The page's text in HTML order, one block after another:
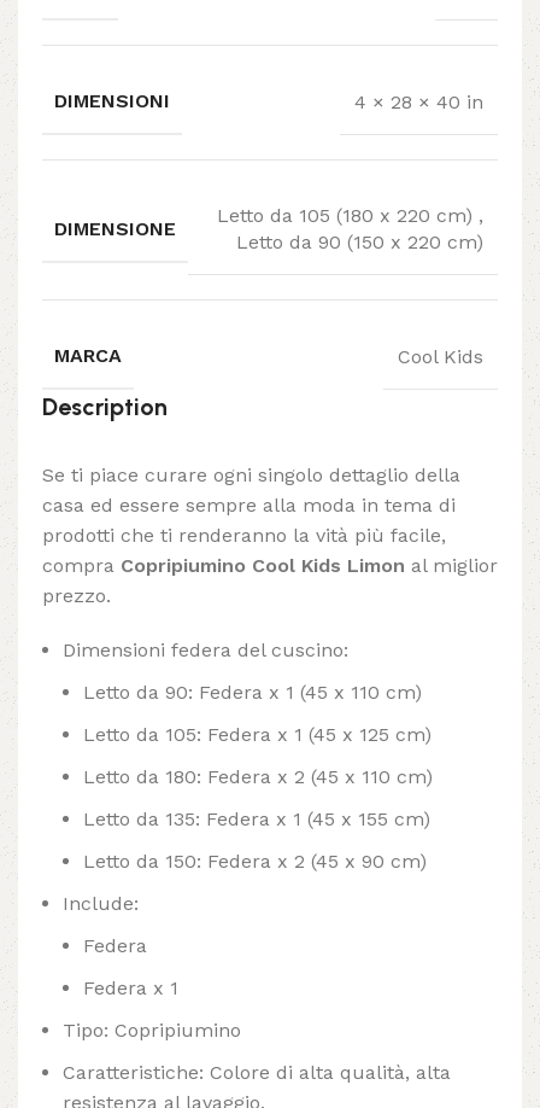
DIMENSIONI 4 × 28 × 40 in
DIMENSIONE
Letto da 105 (180 x 220 cm) ,
Letto da 90 (150 x 220 cm)
MARCA Cool Kids
Description
Se ti piace curare ogni singolo dettaglio della
casa ed essere sempre alla moda in tema di
prodotti che ti renderanno la vità più facile,
compra Copripiumino Cool Kids Limon al miglior
prezzo.
Dimensioni federa del cuscino:
Letto da 90: Federa x 1 (45 x 110 cm)
Letto da 105: Federa x 1 (45 x 125 cm)
Letto da 180: Federa x 2 (45 x 110 cm)
Letto da 135: Federa x 1 (45 x 155 cm)
Letto da 150: Federa x 2 (45 x 90 cm)
Include:
Federa
Federa x 1
Tipo: Copripiumino
Caratteristiche: Colore di alta qualità, alta
resistenza al lavaggio.